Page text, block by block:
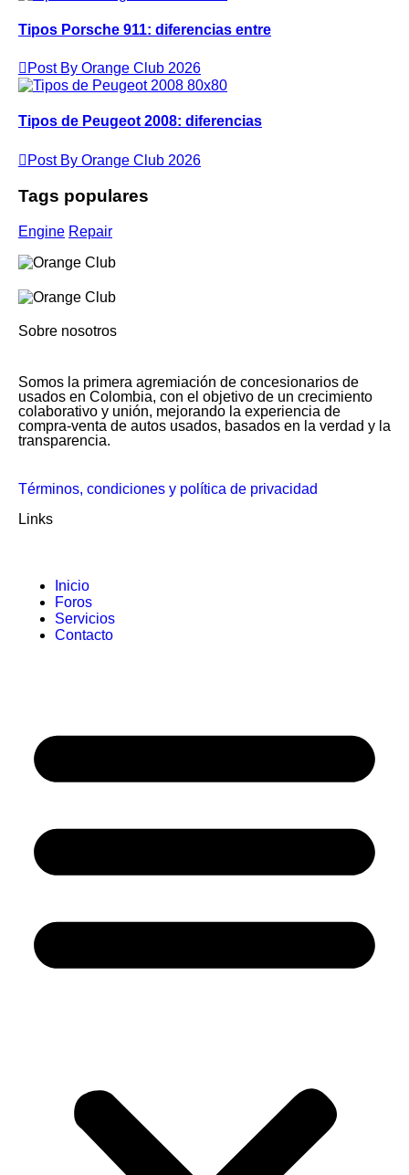
Tipos Porsche 911: diferencias entre
Post By Orange Club 2026
Tipos de Peugeot 2008: diferencias
Post By Orange Club 2026
Tags populares
Engine Repair
Sobre nosotros
Somos la primera agremiación de concesionarios de
usados en Colombia, con el objetivo de un crecimiento
colaborativo y unión, mejorando la experiencia de
compra-venta de autos usados, basados en la verdad y la
transparencia.
Términos, condiciones y política de privacidad
Links
Inicio
Foros
Servicios
Contacto